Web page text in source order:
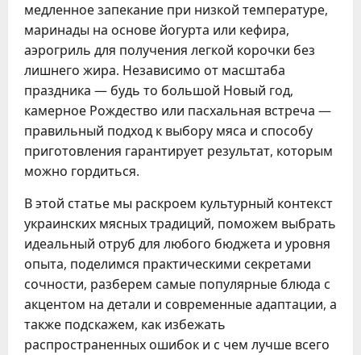
медленное запекание при низкой температуре,
маринады на основе йогурта или кефира,
аэрогриль для получения легкой корочки без
лишнего жира. Независимо от масштаба
праздника — будь то большой Новый год,
камерное Рождество или пасхальная встреча —
правильный подход к выбору мяса и способу
приготовления гарантирует результат, которым
можно гордиться.
В этой статье мы раскроем культурный контекст
украинских мясных традиций, поможем выбрать
идеальный отруб для любого бюджета и уровня
опыта, поделимся практическими секретами
сочности, разберем самые популярные блюда с
акцентом на детали и современные адаптации, а
также подскажем, как избежать
распространенных ошибок и с чем лучше всего